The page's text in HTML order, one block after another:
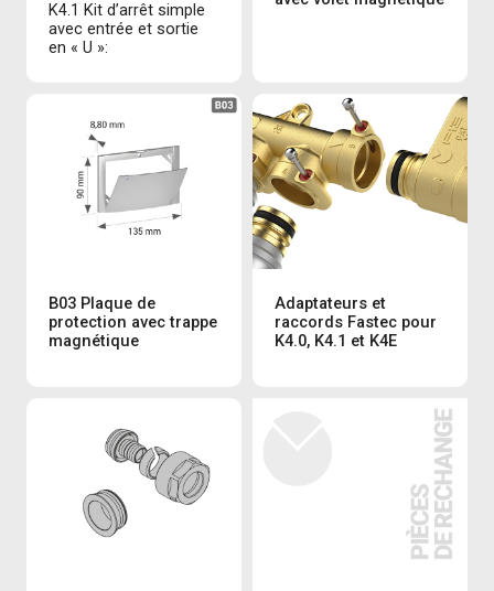
K4.1 Kit d’arrêt simple
avec entrée et sortie
en « U »:
B03 Plaque de
protection avec trappe
magnétique
Adaptateurs et
raccords Fastec pour
K4.0, K4.1 et K4E